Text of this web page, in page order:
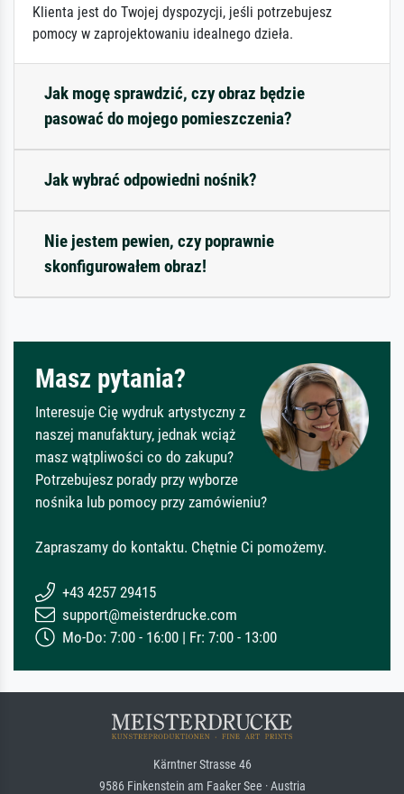
Klienta jest do Twojej dyspozycji, jeśli potrzebujesz
pomocy w zaprojektowaniu idealnego dzieła.
Jak mogę sprawdzić, czy obraz będzie
pasować do mojego pomieszczenia?
Jak wybrać odpowiedni nośnik?
Nie jestem pewien, czy poprawnie
skonfigurowałem obraz!
Masz pytania?
Interesuje Cię wydruk artystyczny z
naszej manufaktury, jednak wciąż
masz wątpliwości co do zakupu?
Potrzebujesz porady przy wyborze
nośnika lub pomocy przy zamówieniu?
Zapraszamy do kontaktu. Chętnie Ci pomożemy.
+43 4257 29415
support@meisterdrucke.com
Mo-Do: 7:00 - 16:00 | Fr: 7:00 - 13:00
Kärntner Strasse 46
9586 Finkenstein am Faaker See · Austria